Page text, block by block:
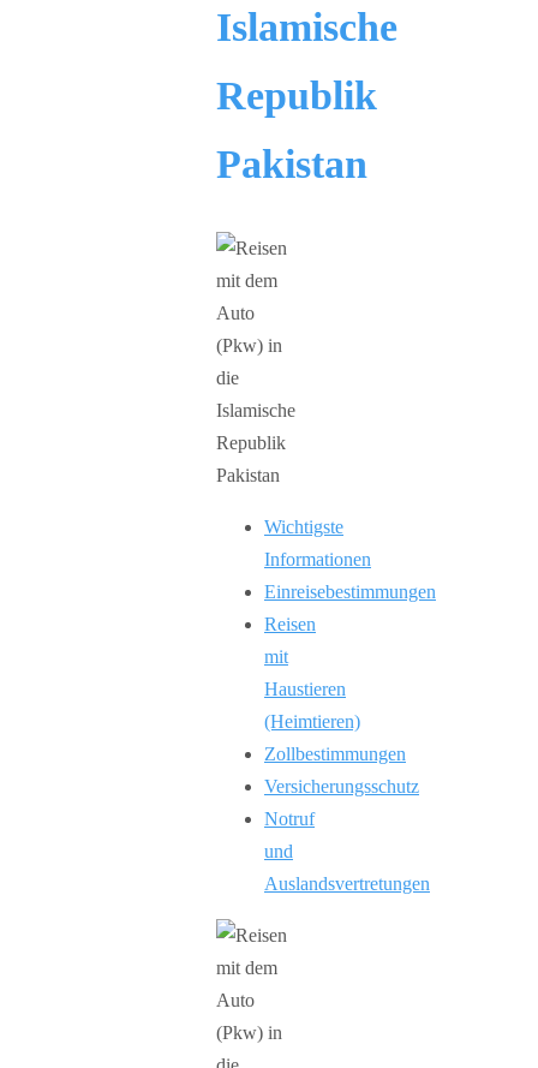
Islamische
Republik
Pakistan
Wichtigste
Informationen
Einreisebestimmungen
Reisen
mit
Haustieren
(Heimtieren)
Zollbestimmungen
Versicherungsschutz
Notruf
und
Auslandsvertretungen